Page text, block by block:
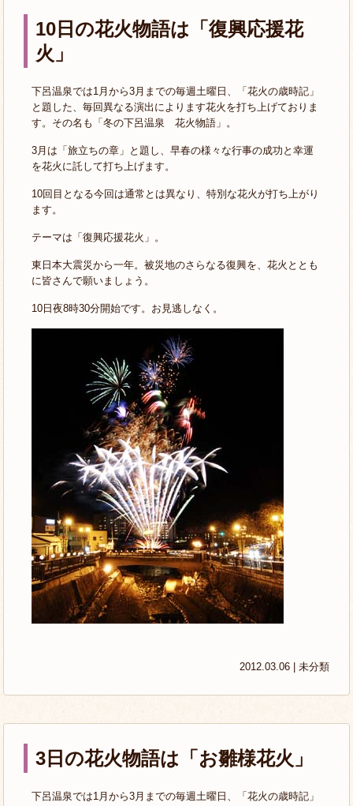
10日の花火物語は「復興応援花
火」
下呂温泉では1月から3月までの毎週土曜日、「花火の歳時記」
と題した、毎回異なる演出によります花火を打ち上げておりま
す。その名も「冬の下呂温泉 花火物語」。
3月は「旅立ちの章」と題し、早春の様々な行事の成功と幸運
を花火に託して打ち上げます。
10回目となる今回は通常とは異なり、特別な花火が打ち上がり
ます。
テーマは「復興応援花火」。
東日本大震災から一年。被災地のさらなる復興を、花火ととも
に皆さんで願いましょう。
10日夜8時30分開始です。お見逃しなく。
2012.03.06 | 未分類
3日の花火物語は「お雛様花火」
下呂温泉では1月から3月までの毎週土曜日、「花火の歳時記」